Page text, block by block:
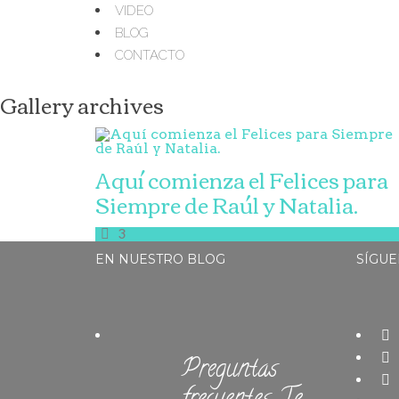
VIDEO
BLOG
CONTACTO
Gallery archives
Aquí comienza el Felices para
Siempre de Raúl y Natalia.
3
EN NUESTRO BLOG
Preguntas